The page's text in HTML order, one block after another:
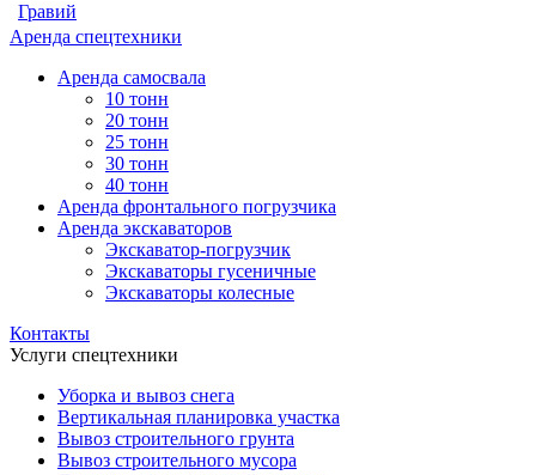
Гравий
Аренда спецтехники
Аренда самосвала
10 тонн
20 тонн
25 тонн
30 тонн
40 тонн
Аренда фронтального погрузчика
Аренда экскаваторов
Экскаватор-погрузчик
Экскаваторы гусеничные
Экскаваторы колесные
Контакты
Услуги спецтехники
Уборка и вывоз снега
Вертикальная планировка участка
Вывоз строительного грунта
Вывоз строительного мусора